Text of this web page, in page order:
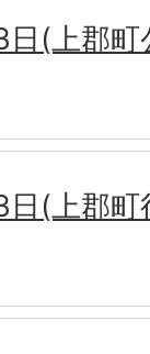
(上郡町
(上郡